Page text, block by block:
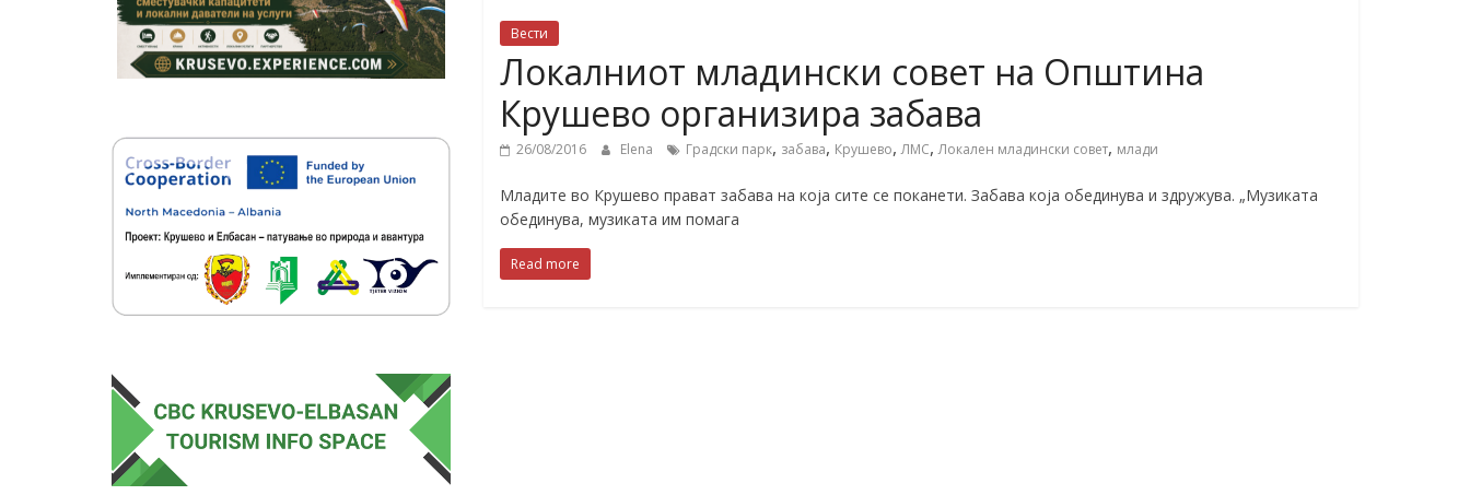
Вести
Локалниот младински совет на Општина
Крушево организира забава
26/08/2016 Elena Градски парк, забава, Крушево,ЛМС,Локален младински совет, млади
Младите во Крушево прават забава на која сите се поканети. Забава која обединува и здружува. „Музиката
обединува, музиката им помага
Read more